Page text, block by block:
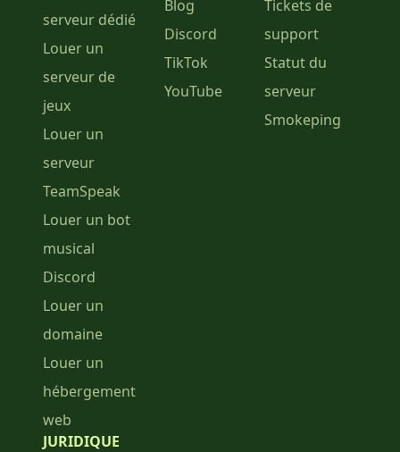
serveur dédié
Louer un
serveur de
jeux
Louer un
serveur
TeamSpeak
Louer un bot
musical
Discord
Louer un
domaine
Louer un
hébergement
web
Blog
Discord
TikTok
YouTube
Tickets de
support
Statut du
serveur
Smokeping
JURIDIQUE